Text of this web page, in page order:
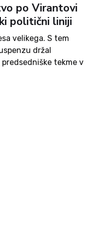
po Virantovi
politični liniji
velikega. S tem
držal
tekme v
Pirc Musar presegel